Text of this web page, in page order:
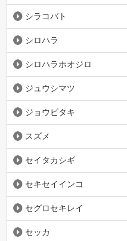
シラコバト
シロハラ
シロハラホオジロ
ジュウシマツ
ジョウビタキ
スズメ
セイタカシギ
セキセイインコ
セグロセキレイ
セッカ